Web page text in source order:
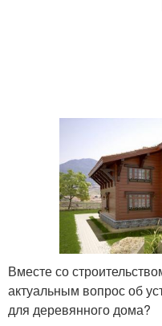
Вместе со
актуальным вопрос об
для деревянного дома?